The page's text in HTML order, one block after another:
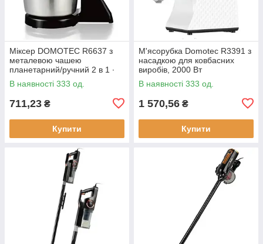
Міксер DOMOTEC R6637 з
металевою чашею
планетарний/ручний 2 в 1 ∙
Червоний/білий/
помаранчевий
В наявності 333 од.
711,23 ₴
Купити
М'ясорубка Domotec R3391 з
насадкою для ковбасних
виробів, 2000 Вт
В наявності 333 од.
1 570,56 ₴
Купити